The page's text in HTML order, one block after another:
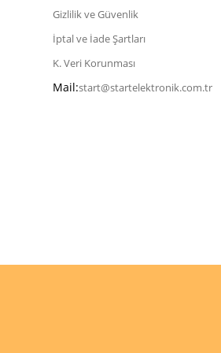
Gizlilik ve Güvenlik
İptal ve İade Şartları
K. Veri Korunması
Mail:start@startelektronik.com.tr